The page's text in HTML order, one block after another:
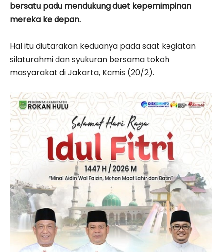
bersatu padu mendukung duet kepemimpinan
mereka ke depan.
Hal itu diutarakan keduanya pada saat kegiatan
silaturahmi dan syukuran bersama tokoh
masyarakat di Jakarta, Kamis (20/2).